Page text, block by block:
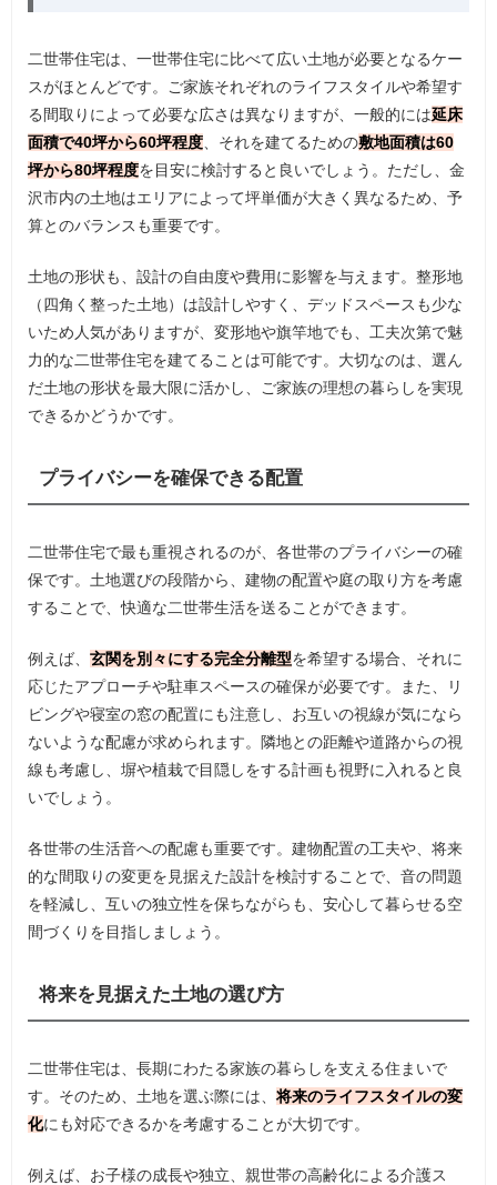
二世帯住宅は、一世帯住宅に比べて広い土地が必要となるケー
スがほとんどです。ご家族それぞれのライフスタイルや希望す
る間取りによって必要な広さは異なりますが、一般的には延床
面積で40坪から60坪程度 、それを建てるための敷地面積は60
坪から80坪程度を目安に検討すると良いでしょう。ただし、金
沢市内の土地はエリアによって坪単価が大きく異なるため、予
算とのバランスも重要です。
土地の形状も、設計の自由度や費用に影響を与えます。整形地
（四角く整った土地）は設計しやすく、デッドスペースも少な
いため人気がありますが、変形地や旗竿地でも、工夫次第で魅
力的な二世帯住宅を建てることは可能です。大切なのは、選ん
だ土地の形状を最大限に活かし、ご家族の理想の暮らしを実現
できるかどうかです。
プライバシーを確保できる配置
二世帯住宅で最も重視されるのが、各世帯のプライバシーの確
保です。土地選びの段階から、建物の配置や庭の取り方を考慮
することで、快適な二世帯生活を送ることができます。
例えば、玄関を別々にする完全分離型を希望する場合、それに
応じたアプローチや駐車スペースの確保が必要です。また、リ
ビングや寝室の窓の配置にも注意し、お互いの視線が気になら
ないような配慮が求められます。隣地との距離や道路からの視
線も考慮し、塀や植栽で目隠しをする計画も視野に入れると良
いでしょう。
各世帯の生活音への配慮も重要です。建物配置の工夫や、将来
的な間取りの変更を見据えた設計を検討することで、音の問題
を軽減し、互いの独立性を保ちながらも、安心して暮らせる空
間づくりを目指しましょう。
将来を見据えた土地の選び方
二世帯住宅は、長期にわたる家族の暮らしを支える住まいで
す。そのため、土地を選ぶ際には、将来のライフスタイルの変
化にも対応できるかを考慮することが大切です。
例えば、お子様の成長や独立、親世帯の高齢化による介護ス